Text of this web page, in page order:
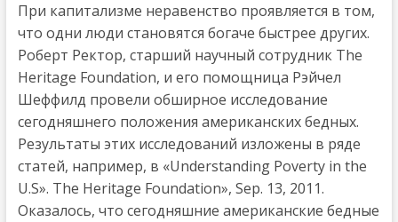
При капитализме неравенство проявляется в том,
что одни люди становятся богаче быстрее других.
Роберт Ректор, старший научный сотрудник The
Heritage Foundation, и его помощница Рэйчел
Шеффилд провели обширное исследование
сегодняшнего положения американских бедных.
Результаты этих исследований изложены в ряде
статей, например, в «Understanding Poverty in the
U.S». The Heritage Foundation», Sep. 13, 2011.
Оказалось, что сегодняшние американские бедные